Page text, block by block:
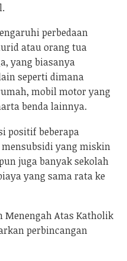
perbedaan
atau orang tua
yang biasanya
seperti dimana
mobil motor yang
benda lainnya.
positif beberapa
yang miskin
juga banyak sekolah
yang sama rata ke
Menengah Atas Katholik
perbincangan